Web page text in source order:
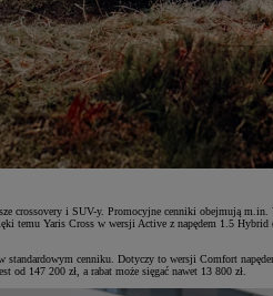
crossovery i SUV-y. Promocyjne cenniki obejmują
temu Yaris Cross w wersji Active z napędem 1.5
standardowym cenniku. Dotyczy to wersji Comfort
147 200 zł, a rabat może sięgać nawet 13 800 zł.